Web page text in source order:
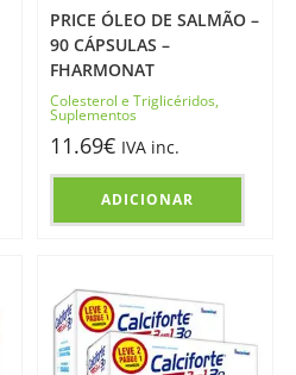
PRICE ÓLEO DE SALMÃO –
90 CÁPSULAS –
FHARMONAT
Colesterol e Triglicéridos,
Suplementos
11.69€ IVA inc.
ADICIONAR